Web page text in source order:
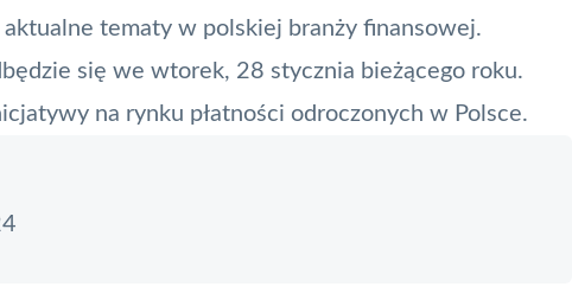
tematy w polskiej branży finansowej.
się we wtorek, 28 stycznia bieżącego roku.
na rynku płatności odroczonych w Polsce.